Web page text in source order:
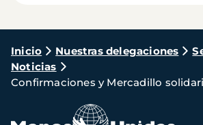
Ruta
de
navegación
Inicio Nuestras delegaciones
Noticias
Confirmaciones y Mercadillo